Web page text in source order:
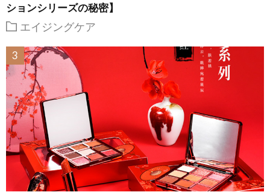
ションシリーズの秘密】
エイジングケア